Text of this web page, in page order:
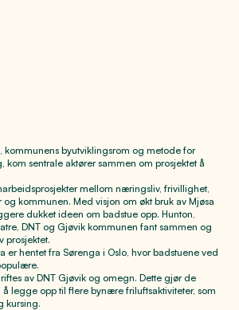
kommunens byutviklingsrom og metode for
sentrale aktører sammen om prosjektet å
mellom næringsliv, frivillighet,
kommunen. Med visjon om økt bruk av Mjøsa
dukket ideen om badstue opp. Hunton,
DNT og Gjøvik kommunen fant sammen og
prosjektet.
er hentet fra Sørenga i Oslo, hvor badstuene ved
av DNT Gjøvik og omegn. Dette gjør de
legge opp til flere bynære friluftsaktiviteter, som
kursing.